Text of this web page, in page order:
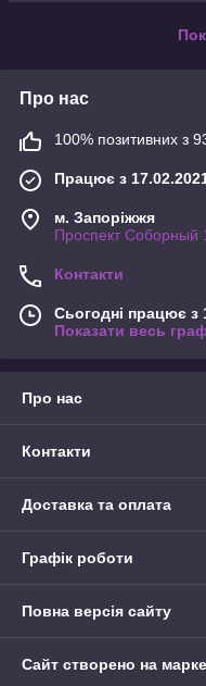
Про нас
100% позитивних з 93
Працює з
м. Запоріжжя
Проспект Соборный
Контакти
Сьогодні працює з
Показати весь
Про нас
Контакти
Доставка та оплата
Графік роботи
Повна версія сайту
Сайт створено на